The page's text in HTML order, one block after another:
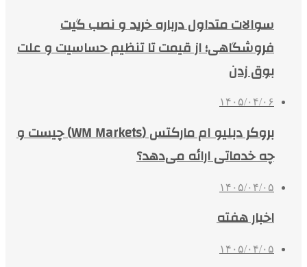
سوالات متداول درباره خرید و نصب گیت
فروشگاهی؛ از قیمت تا تنظیم حساسیت و علت
بوق زدن
۱۴۰۵/۰۴/۰۶
بروکر دبلیو ام مارکتس (WM Markets) چیست و
چه خدماتی ارائه می‌دهد؟
۱۴۰۵/۰۴/۰۵
اخبار هفته
۱۴۰۵/۰۴/۰۵